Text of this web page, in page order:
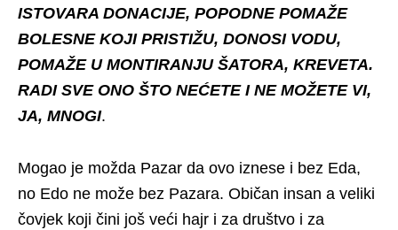
ISTOVARA DONACIJE, POPODNE POMAŽE
BOLESNE KOJI PRISTIŽU, DONOSI VODU,
POMAŽE U MONTIRANJU ŠATORA, KREVETA.
RADI SVE ONO ŠTO NEĆETE I NE MOŽETE VI,
JA, MNOGI.
Mogao je možda Pazar da ovo iznese i bez Eda,
no Edo ne može bez Pazara. Običan insan a veliki
čovjek koji čini još veći hajr i za društvo i za